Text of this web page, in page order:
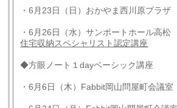
・6月23日（日）おかやま西川原プラザ
・6月26日（水）サンポートホール高松
住宅収納スペシャリスト認定講座
◆方眼ノート１dayベーシック講座
・6月6日（木）Fabbit岡山問屋町会議室